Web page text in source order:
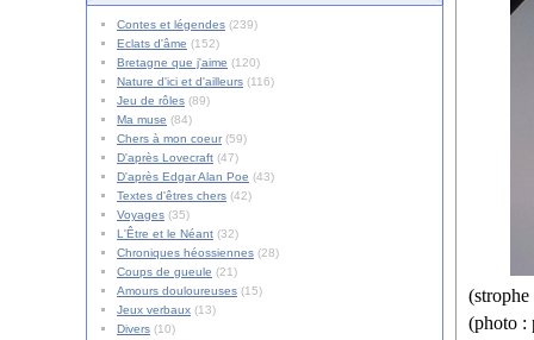
Contes et légendes (239)
Eclats d'âme (152)
Bretagne que j'aime (120)
Nature d'ici et d'ailleurs (116)
Jeu de rôles (89)
Ma muse (84)
Chers à mon coeur (59)
D'après Lovecraft (47)
D'après Edgar Alan Poe (43)
Textes d'êtres chers (42)
Voyages (35)
L'Être et le Néant (32)
Chroniques héossiennes (28)
Coups de gueule (21)
Amours douloureuses (15)
Jeux verbaux (13)
Divers (10)
(strophe
(photo :